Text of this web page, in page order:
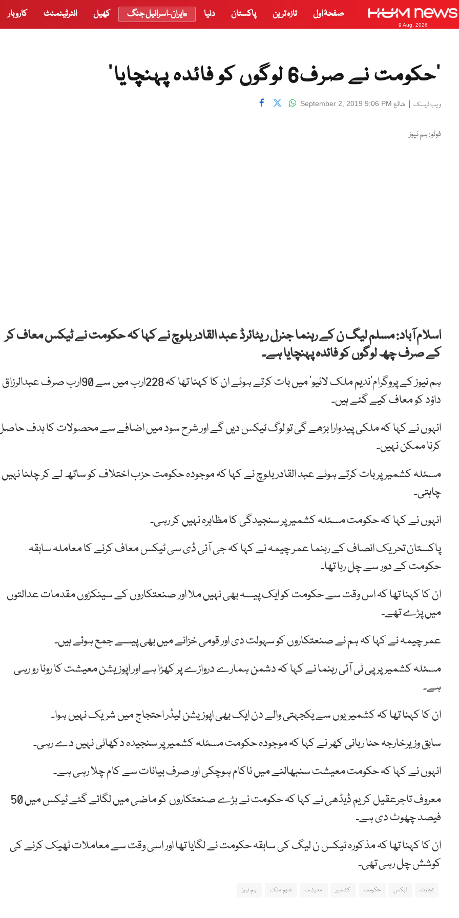
9 Aug, 2026
صفحۂ اول تازہ ترین پاکستان دنیا ایران-اسرائیل جنگ کھیل انٹرٹینمنٹ کاروبار
’حکومت نے صرف6 لوگوں کو فائدہ پہنچایا‘
ویب ڈیسک | شائع September 2, 2019 9:06 PM
فوٹو: ہم نیوز
اسلام آباد: مسلم لیگ ن کے رہنما جنرل ریٹائرڈ عبد القادر بلوچ نے کہا کہ حکومت نے ٹیکس معاف کر
کے صرف چھ لوگوں کو فائدہ پہنچایا ہے۔
ہم نیوز کے پروگرام’ندیم ملک لائیو‘ میں بات کرتے ہوئے ان کا کہنا تھا کہ 228ارب میں سے 90ارب صرف عبدالرزاق
داؤد کو معاف کیے گئے ہیں۔
انہوں نے کہا کہ ملکی پیدوارا بڑھے گی تو لوگ ٹیکس دیں گے اور شرح سود میں اضافے سے محصولات کا ہدف
کرنا ممکن نہیں۔
مسئلہ کشمیر پر بات کرتے ہوئے عبد القادر بلوچ نے کہا کہ موجودہ حکومت حزب اختلاف کو ساتھ لے کر چلنا نہیں
چاہتی۔
انہوں نے کہا کہ حکومت مسئلہ کشمیر پر سنجیدگی کا مظاہرہ نہیں کر رہی۔
پاکستان تحریک انصاف کے رہنما عمر چیمہ نے کہا کہ جی آئی ڈی سی ٹیکس معاف کرنے کا معاملہ سابقہ
حکومت کے دور سے چل رہا تھا۔
ان کا کہنا تھا کہ اس وقت سے حکومت کو ایک پیسہ بھی نہیں ملا اور صنعتکاروں کے سینکڑوں مقدمات عدالتوں
میں پڑے تھے۔
عمر چیمہ نے کہا کہ ہم نے صنعتکاروں کو سہولت دی اور قومی خزانے میں بھی پیسے جمع ہوئے ہیں۔
مسئلہ کشمیر پر پی ٹی آئی رہنما نے کہا کہ دشمن ہمارے دروازے پر کھڑا ہے اور اپوزیشن معیشت کا رونا رو رہی
ہے۔
ان کا کہنا تھا کہ کشمیریوں سے یکجہتی والے دن ایک بھی اپوزیشن لیڈر احتجاج میں شریک نہیں ہوا۔
سابق وزیرخارجہ حنا ربانی کھر نے کہا کہ موجودہ حکومت مسئلہ کشمیر پر سنجیدہ دکھائی نہیں دے رہی۔
انہوں نے کہا کہ حکومت معیشت سنبھالنے میں ناکام ہوچکی اور صرف بیانات سے کام چلا رہی ہے۔
معروف تاجرعقیل کریم ڈیڈھی نے کہا کہ حکومت نے بڑے صنعتکاروں کو ماضی میں لگائے گئے ٹیکس میں 50
فیصد چھوٹ دی ہے۔
ان کا کہنا تھا کہ مذکورہ ٹیکس ن لیگ کی سابقہ حکومت نے لگایا تھا اور اسی وقت سے معاملات ٹھیک کرنے کی
کوشش چل رہی تھی۔
تجارت ٹیکس حکومت کشمیر معیشت ندیم ملک ہم نیوز